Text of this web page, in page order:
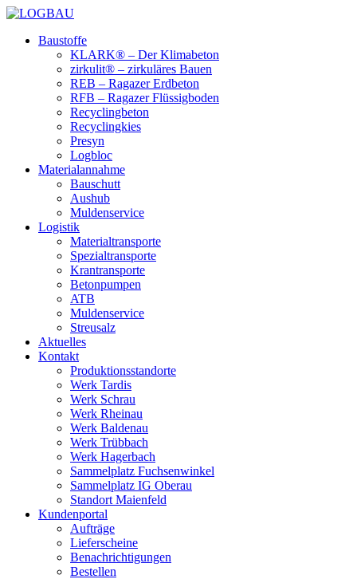
Baustoffe
KLARK® – Der Klimabeton
zirkulit® – zirkuläres Bauen
REB – Ragazer Erdbeton
RFB – Ragazer Flüssigboden
Recyclingbeton
Recyclingkies
Presyn
Logbloc
Materialannahme
Bauschutt
Aushub
Muldenservice
Logistik
Materialtransporte
Spezialtransporte
Krantransporte
Betonpumpen
ATB
Muldenservice
Streusalz
Aktuelles
Kontakt
Produktionsstandorte
Werk Tardis
Werk Schrau
Werk Rheinau
Werk Baldenau
Werk Trübbach
Werk Hagerbach
Sammelplatz Fuchsenwinkel
Sammelplatz IG Oberau
Standort Maienfeld
Kundenportal
Aufträge
Lieferscheine
Benachrichtigungen
Bestellen